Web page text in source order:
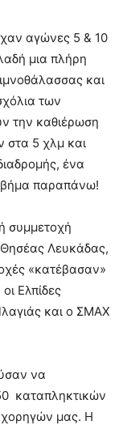
αγώνες 5 & 10
μια πλήρη
και
των
την καθιέρωση
στα 5 χλμ και
ένα
βήμα παραπάνω!
συμμετοχή
Λευκάδας,
«κατέβασαν»
Ελπίδες
και ο ΣΜΑΧ
να
καταπληκτικών
μας. Η